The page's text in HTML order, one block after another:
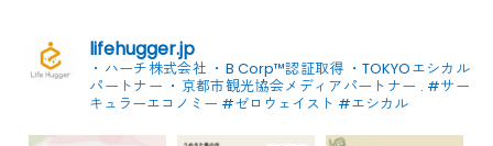
lifehugger.jp
・ハーチ株式会社 ・B Corp™認証取得 ・TOKYOエシカル
パートナー ・京都市観光協会メディアパートナー . #サー
キュラーエコノミー #ゼロウェイスト #エシカル